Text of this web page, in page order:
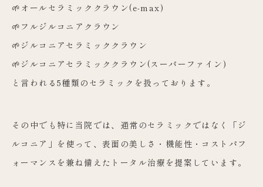
🌱オールセラミッククラウン(e-max)
🌱フルジルコニアクラウン
🌱ジルコニアセラミッククラウン
🌱ジルコニアセラミッククラウン(スーパーファイン)
と言われる5種類のセラミックを扱っております。
その中でも特に当院では、通常のセラミックではなく「ジ
ルコニア」を使って、表面の美しさ・機能性・コストパフ
ォーマンスを兼ね備えたトータル治療を提案しています。